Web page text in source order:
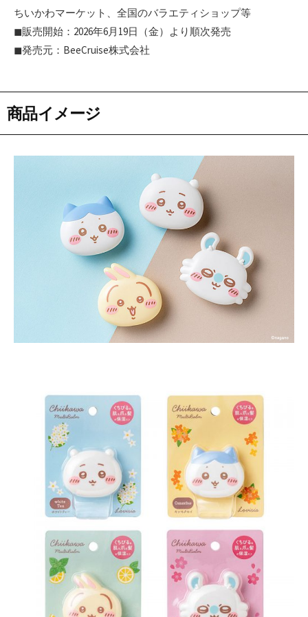
ちいかわマーケット、全国のバラエティショップ等
◼︎販売開始：2026年6月19日（金）より順次発売
◼︎発売元：BeeCruise株式会社
商品イメージ